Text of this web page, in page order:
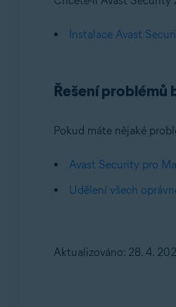
Instalace Avast
Řešení problémů
Pokud máte nějaké
Avast Security pro
Udělení všech
Aktualizováno: 28. 4.